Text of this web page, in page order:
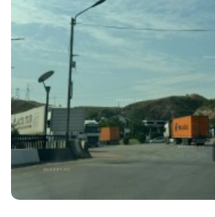
შედეგად არავინ დაშავებულა. ობიექტზე
შეუფერხებლად, ჩვეულ რეჟიმში
უოთერ ენდ ფაუერი ხაზგასმით აღნიშნავს,
გამოვლინდა შრომის უსაფრთხოების
სახელშეკრულებო პირობების უხეში
თვითმცლელში იმყოფებოდა
ბავშვი.ჯივიპის შესაბამისი სამსახურები
იკვლევენ ფაქტს დეტალურად
მოკვლევის დასრულებისთანავე,
ორგანიზაციის მიმართ გაატარებს
მოქმედი კანონმდებლობით
სამართლებრივ ზომებს", - ვკითხულობთ
ენდ ფაუერის განცხადებაში.